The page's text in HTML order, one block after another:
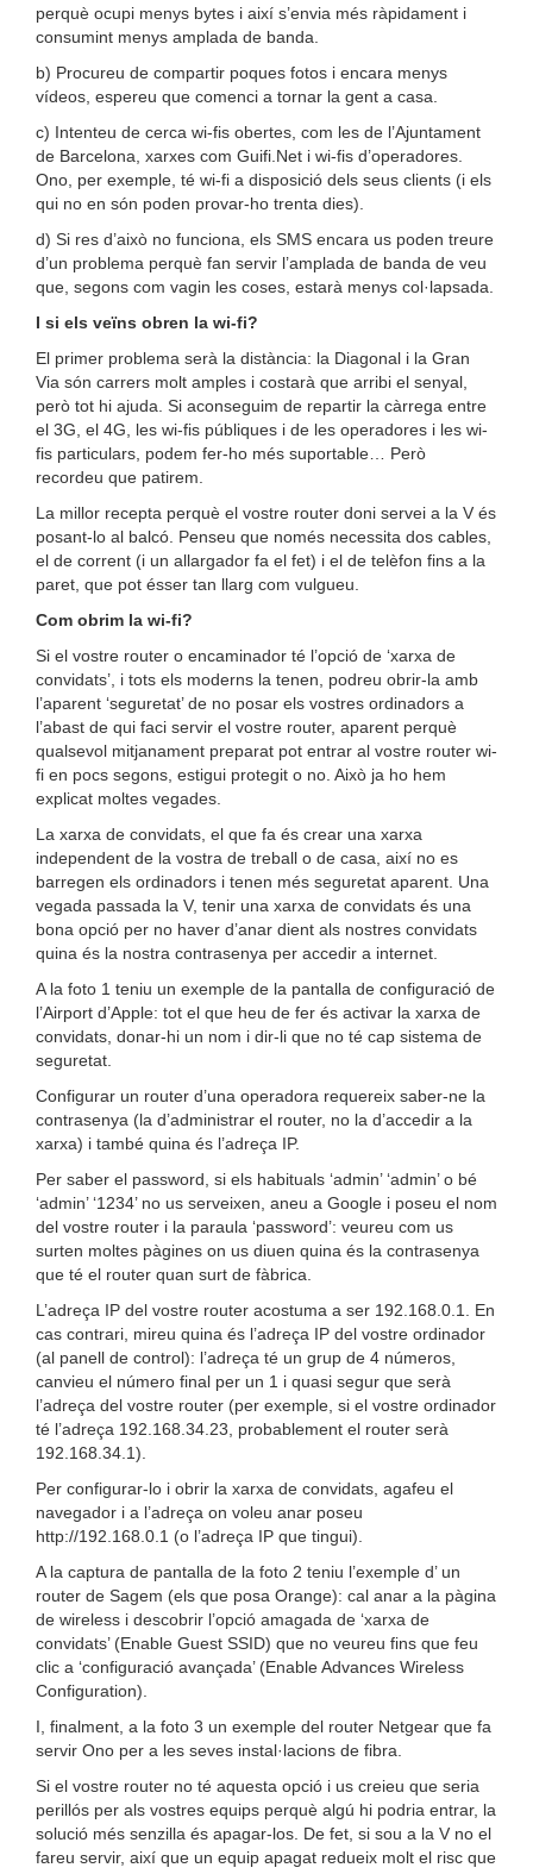
perquè ocupi menys bytes i així s’envia més ràpidament i
consumint menys amplada de banda.
b) Procureu de compartir poques fotos i encara menys
vídeos, espereu que comenci a tornar la gent a casa.
c) Intenteu de cerca wi-fis obertes, com les de l’Ajuntament
de Barcelona, xarxes com Guifi.Net i wi-fis d’operadores.
Ono, per exemple, té wi-fi a disposició dels seus clients (i els
qui no en són poden provar-ho trenta dies).
d) Si res d’això no funciona, els SMS encara us poden treure
d’un problema perquè fan servir l’amplada de banda de veu
que, segons com vagin les coses, estarà menys col·lapsada.
I si els veïns obren la wi-fi?
El primer problema serà la distància: la Diagonal i la Gran
Via són carrers molt amples i costarà que arribi el senyal,
però tot hi ajuda. Si aconseguim de repartir la càrrega entre
el 3G, el 4G, les wi-fis públiques i de les operadores i les wi-
fis particulars, podem fer-ho més suportable… Però
recordeu que patirem.
La millor recepta perquè el vostre router doni servei a la V és
posant-lo al balcó. Penseu que només necessita dos cables,
el de corrent (i un allargador fa el fet) i el de telèfon fins a la
paret, que pot ésser tan llarg com vulgueu.
Com obrim la wi-fi?
Si el vostre router o encaminador té l’opció de ‘xarxa de
convidats’, i tots els moderns la tenen, podreu obrir-la amb
l’aparent ‘seguretat’ de no posar els vostres ordinadors a
l’abast de qui faci servir el vostre router, aparent perquè
qualsevol mitjanament preparat pot entrar al vostre router wi-
fi en pocs segons, estigui protegit o no. Això ja ho hem
explicat moltes vegades.
La xarxa de convidats, el que fa és crear una xarxa
independent de la vostra de treball o de casa, així no es
barregen els ordinadors i tenen més seguretat aparent. Una
vegada passada la V, tenir una xarxa de convidats és una
bona opció per no haver d’anar dient als nostres convidats
quina és la nostra contrasenya per accedir a internet.
A la foto 1 teniu un exemple de la pantalla de configuració de
l’Airport d’Apple: tot el que heu de fer és activar la xarxa de
convidats, donar-hi un nom i dir-li que no té cap sistema de
seguretat.
Configurar un router d’una operadora requereix saber-ne la
contrasenya (la d’administrar el router, no la d’accedir a la
xarxa) i també quina és l’adreça IP.
Per saber el password, si els habituals ‘admin’ ‘admin’ o bé
‘admin’ ‘1234’ no us serveixen, aneu a Google i poseu el nom
del vostre router i la paraula ‘password’: veureu com us
surten moltes pàgines on us diuen quina és la contrasenya
que té el router quan surt de fàbrica.
L’adreça IP del vostre router acostuma a ser 192.168.0.1. En
cas contrari, mireu quina és l’adreça IP del vostre ordinador
(al panell de control): l’adreça té un grup de 4 números,
canvieu el número final per un 1 i quasi segur que serà
l’adreça del vostre router (per exemple, si el vostre ordinador
té l’adreça 192.168.34.23, probablement el router serà
192.168.34.1).
Per configurar-lo i obrir la xarxa de convidats, agafeu el
navegador i a l’adreça on voleu anar poseu
http://192.168.0.1 (o l’adreça IP que tingui).
A la captura de pantalla de la foto 2 teniu l’exemple d’ un
router de Sagem (els que posa Orange): cal anar a la pàgina
de wireless i descobrir l’opció amagada de ‘xarxa de
convidats’ (Enable Guest SSID) que no veureu fins que feu
clic a ‘configuració avançada’ (Enable Advances Wireless
Configuration).
I, finalment, a la foto 3 un exemple del router Netgear que fa
servir Ono per a les seves instal·lacions de fibra.
Si el vostre router no té aquesta opció i us creieu que seria
perillós per als vostres equips perquè algú hi podria entrar, la
solució més senzilla és apagar-los. De fet, si sou a la V no el
fareu servir, així que un equip apagat redueix molt el risc que